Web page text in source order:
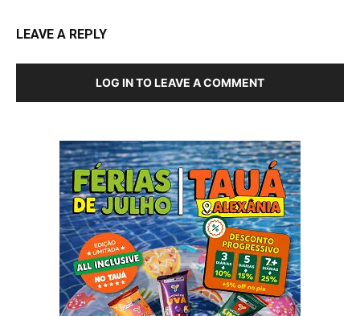
LEAVE A REPLY
LOG IN TO LEAVE A COMMENT